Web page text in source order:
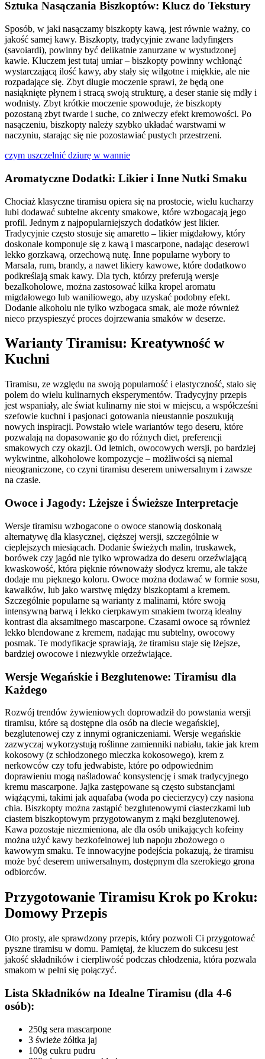
Sztuka Nasączania Biszkoptów: Klucz do Tekstury
Sposób, w jaki nasączamy biszkopty kawą, jest równie ważny, co
jakość samej kawy. Biszkopty, tradycyjnie zwane ladyfingers
(savoiardi), powinny być delikatnie zanurzane w wystudzonej
kawie. Kluczem jest tutaj umiar – biszkopty powinny wchłonąć
wystarczającą ilość kawy, aby stały się wilgotne i miękkie, ale nie
rozpadające się. Zbyt długie moczenie sprawi, że będą one
nasiąknięte płynem i stracą swoją strukturę, a deser stanie się mdły i
wodnisty. Zbyt krótkie moczenie spowoduje, że biszkopty
pozostaną zbyt twarde i suche, co zniweczy efekt kremowości. Po
nasączeniu, biszkopty należy szybko układać warstwami w
naczyniu, starając się nie pozostawiać pustych przestrzeni.
czym uszczelnić dziurę w wannie
Aromatyczne Dodatki: Likier i Inne Nutki Smaku
Chociaż klasyczne tiramisu opiera się na prostocie, wielu kucharzy
lubi dodawać subtelne akcenty smakowe, które wzbogacają jego
profil. Jednym z najpopularniejszych dodatków jest likier.
Tradycyjnie często stosuje się amaretto – likier migdałowy, który
doskonale komponuje się z kawą i mascarpone, nadając deserowi
lekko gorzkawą, orzechową nutę. Inne popularne wybory to
Marsala, rum, brandy, a nawet likiery kawowe, które dodatkowo
podkreślają smak kawy. Dla tych, którzy preferują wersje
bezalkoholowe, można zastosować kilka kropel aromatu
migdałowego lub waniliowego, aby uzyskać podobny efekt.
Dodanie alkoholu nie tylko wzbogaca smak, ale może również
nieco przyspieszyć proces dojrzewania smaków w deserze.
Warianty Tiramisu: Kreatywność w
Kuchni
Tiramisu, ze względu na swoją popularność i elastyczność, stało się
polem do wielu kulinarnych eksperymentów. Tradycyjny przepis
jest wspaniały, ale świat kulinarny nie stoi w miejscu, a współcześni
szefowie kuchni i pasjonaci gotowania nieustannie poszukują
nowych inspiracji. Powstało wiele wariantów tego deseru, które
pozwalają na dopasowanie go do różnych diet, preferencji
smakowych czy okazji. Od letnich, owocowych wersji, po bardziej
wykwintne, alkoholowe kompozycje – możliwości są niemal
nieograniczone, co czyni tiramisu deserem uniwersalnym i zawsze
na czasie.
Owoce i Jagody: Lżejsze i Świeższe Interpretacje
Wersje tiramisu wzbogacone o owoce stanowią doskonałą
alternatywę dla klasycznej, cięższej wersji, szczególnie w
cieplejszych miesiącach. Dodanie świeżych malin, truskawek,
borówek czy jagód nie tylko wprowadza do deseru orzeźwiającą
kwaskowość, która pięknie równoważy słodycz kremu, ale także
dodaje mu pięknego koloru. Owoce można dodawać w formie sosu,
kawałków, lub jako warstwę między biszkoptami a kremem.
Szczególnie popularne są warianty z malinami, które swoją
intensywną barwą i lekko cierpkawym smakiem tworzą idealny
kontrast dla aksamitnego mascarpone. Czasami owoce są również
lekko blendowane z kremem, nadając mu subtelny, owocowy
posmak. Te modyfikacje sprawiają, że tiramisu staje się lżejsze,
bardziej owocowe i niezwykle orzeźwiające.
Wersje Wegańskie i Bezglutenowe: Tiramisu dla
Każdego
Rozwój trendów żywieniowych doprowadził do powstania wersji
tiramisu, które są dostępne dla osób na diecie wegańskiej,
bezglutenowej czy z innymi ograniczeniami. Wersje wegańskie
zazwyczaj wykorzystują roślinne zamienniki nabiału, takie jak krem
kokosowy (z schłodzonego mleczka kokosowego), krem z
nerkowców czy tofu jedwabiste, które po odpowiednim
doprawieniu mogą naśladować konsystencję i smak tradycyjnego
kremu mascarpone. Jajka zastępowane są często substancjami
wiążącymi, takimi jak aquafaba (woda po ciecierzycy) czy nasiona
chia. Biszkopty można zastąpić bezglutenowymi ciasteczkami lub
ciastem biszkoptowym przygotowanym z mąki bezglutenowej.
Kawa pozostaje niezmieniona, ale dla osób unikających kofeiny
można użyć kawy bezkofeinowej lub napoju zbożowego o
kawowym smaku. Te innowacyjne podejścia pokazują, że tiramisu
może być deserem uniwersalnym, dostępnym dla szerokiego grona
odbiorców.
Przygotowanie Tiramisu Krok po Kroku:
Domowy Przepis
Oto prosty, ale sprawdzony przepis, który pozwoli Ci przygotować
pyszne tiramisu w domu. Pamiętaj, że kluczem do sukcesu jest
jakość składników i cierpliwość podczas chłodzenia, która pozwala
smakom w pełni się połączyć.
Lista Składników na Idealne Tiramisu (dla 4-6
osób):
250g sera mascarpone
3 świeże żółtka jaj
100g cukru pudru